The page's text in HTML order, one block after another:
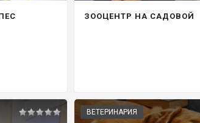
ЗООЦЕНТР НА САДОВОЙ
ВЕТЕРИНАРИЯ